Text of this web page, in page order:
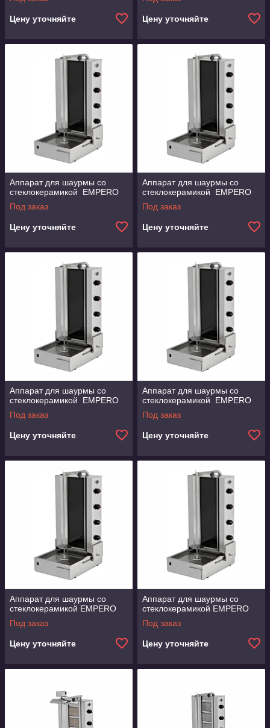
Цену уточняйте Цену уточняйте
Аппарат для шаурмы со
стеклокерамикой EMPERO
Под заказ
Цену уточняйте
Аппарат для шаурмы со
стеклокерамикой EMPERO
Под заказ
Цену уточняйте
Аппарат для шаурмы со
стеклокерамикой EMPERO
Под заказ
Цену уточняйте
Аппарат для шаурмы со
стеклокерамикой EMPERO
Под заказ
Цену уточняйте
Аппарат для шаурмы со
стеклокерамикой EMPERO
Под заказ
Цену уточняйте
Аппарат для шаурмы со
стеклокерамикой EMPERO
Под заказ
Цену уточняйте